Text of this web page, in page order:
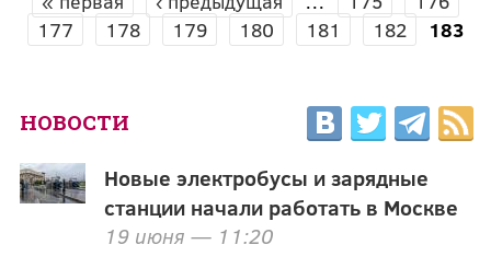
СТРАНИЦЫ
177
178 179 180 181 182 183
НОВОСТИ
Новые электробусы и зарядные
станции начали работать в Москве
19 июня — 11:20